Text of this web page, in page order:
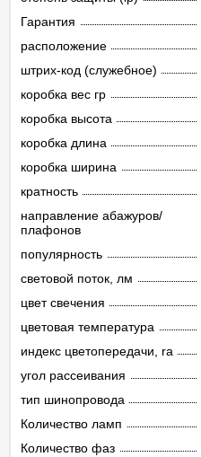
Гарантия
расположение
штрих-код (служебное)
коробка вес гр
коробка высота
коробка длина
коробка ширина
кратность
направление абажуров/
плафонов
популярность
световой поток, лм
цвет свечения
цветовая температура
индекс цветопередачи, ra
угол рассеивания
тип шинопровода
Количество ламп
Количество фаз